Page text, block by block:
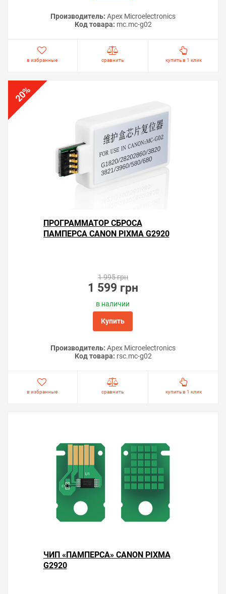
Производитель: Apex Microelectronics
Код товара: mc.mc-g02
в избранные сравнить купить в 1 клик
20
%
ПРОГРАММАТОР СБРОСА
ПАМПЕРСА CANON PIXMA G2920
1 995 грн
1 599 грн
в наличии
Купить
Производитель: Apex Microelectronics
Код товара: rsс.mc-g02
в избранные сравнить купить в 1 клик
ЧИП «ПАМПЕРСА» CANON PIXMA
G2920